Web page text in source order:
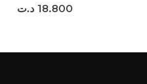
sur 518.800 د.ت